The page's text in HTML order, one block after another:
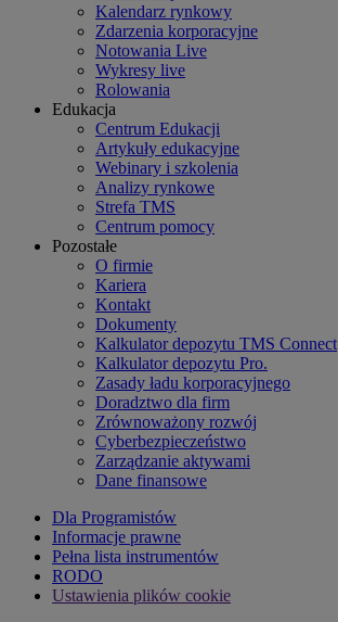
Kalendarz rynkowy
Zdarzenia korporacyjne
Notowania Live
Wykresy live
Rolowania
Edukacja
Centrum Edukacji
Artykuły edukacyjne
Webinary i szkolenia
Analizy rynkowe
Strefa TMS
Centrum pomocy
Pozostałe
O firmie
Kariera
Kontakt
Dokumenty
Kalkulator depozytu TMS Connect
Kalkulator depozytu Pro.
Zasady ładu korporacyjnego
Doradztwo dla firm
Zrównoważony rozwój
Cyberbezpieczeństwo
Zarządzanie aktywami
Dane finansowe
Dla Programistów
Informacje prawne
Pełna lista instrumentów
RODO
Ustawienia plików cookie